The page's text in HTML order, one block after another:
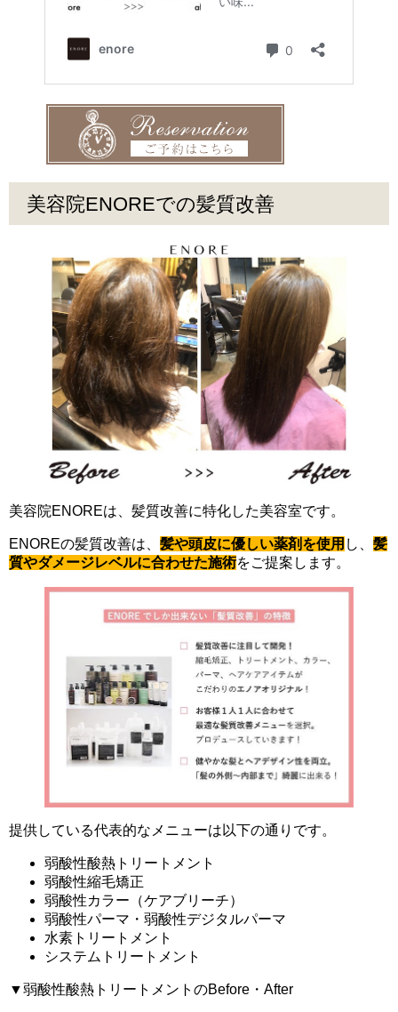
美容院ENOREでの髪質改善
美容院ENOREは、髪質改善に特化した美容室です。
ENOREの髪質改善は、 髪や頭皮に優しい薬剤を使用 し、 髪
質やダメージレベルに合わせた施術をご提案します。
提供している代表的なメニューは以下の通りです。
弱酸性酸熱トリートメント
弱酸性縮毛矯正
弱酸性カラー（ケアブリーチ）
弱酸性パーマ・弱酸性デジタルパーマ
水素トリートメント
システムトリートメント
▼弱酸性酸熱トリートメントのBefore・After